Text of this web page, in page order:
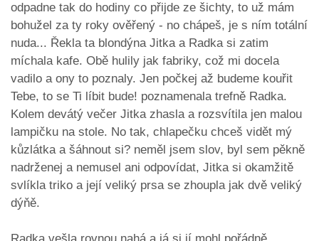
odpadne tak do hodiny co přijde ze šichty, to už mám
bohužel za ty roky ověřený - no chápeš, je s ním totální
nuda... Řekla ta blondýna Jitka a Radka si zatim
míchala kafe. Obě hulily jak fabriky, což mi docela
vadilo a ony to poznaly. Jen počkej až budeme kouřit
Tebe, to se Ti líbit bude! poznamenala trefně Radka.
Kolem devátý večer Jitka zhasla a rozsvítila jen malou
lampičku na stole. No tak, chlapečku chceš vidět mý
kůzlátka a šáhnout si? neměl jsem slov, byl sem pěkně
nadrženej a nemusel ani odpovídat, Jitka si okamžitě
svlíkla triko a její veliký prsa se zhoupla jak dvě veliký
dýňě.